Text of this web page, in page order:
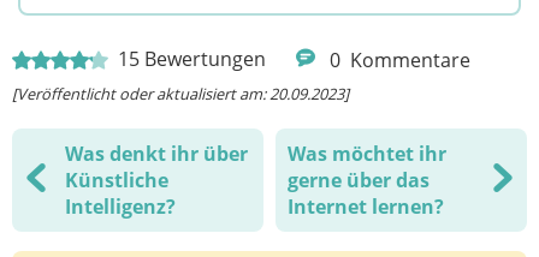
15 Bewertungen 0 Kommentare
[Veröffentlicht oder aktualisiert am: 20.09.2023]
Was denkt ihr über
Künstliche
Intelligenz?
Was möchtet ihr
gerne über das
Internet lernen?